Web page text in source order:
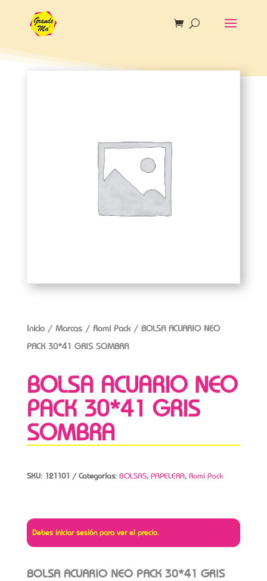
Inicio/ Marcas/ Romi Pack/ BOLSA ACUARIO NEO
PACK 30*41 GRIS SOMBRA
BOLSA ACUARIO NEO
PACK 30*41 GRIS
SOMBRA
SKU: 121101 Categorías: BOLSAS, PAPELERA, Romi Pack
Debes iniciar sesión para ver el precio.
BOLSA ACUARIO NEO PACK 30*41 GRIS